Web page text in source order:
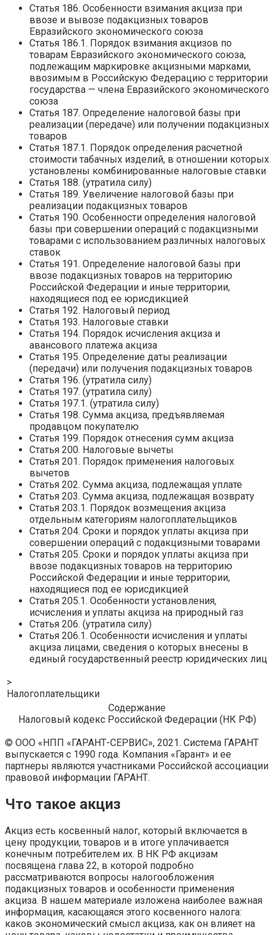
Статья 186. Особенности взимания акциза при
ввозе и вывозе подакцизных товаров
Евразийского экономического союза
Статья 186.1. Порядок взимания акцизов по
товарам Евразийского экономического союза,
подлежащим маркировке акцизными марками,
ввозимым в Российскую Федерацию с территории
государства — члена Евразийского экономического
союза
Статья 187. Определение налоговой базы при
реализации (передаче) или получении подакцизных
товаров
Статья 187.1. Порядок определения расчетной
стоимости табачных изделий, в отношении которых
установлены комбинированные налоговые ставки
Статья 188. (утратила силу)
Статья 189. Увеличение налоговой базы при
реализации подакцизных товаров
Статья 190. Особенности определения налоговой
базы при совершении операций с подакцизными
товарами с использованием различных налоговых
ставок
Статья 191. Определение налоговой базы при
ввозе подакцизных товаров на территорию
Российской Федерации и иные территории,
находящиеся под ее юрисдикцией
Статья 192. Налоговый период
Статья 193. Налоговые ставки
Статья 194. Порядок исчисления акциза и
авансового платежа акциза
Статья 195. Определение даты реализации
(передачи) или получения подакцизных товаров
Статья 196. (утратила силу)
Статья 197. (утратила силу)
Статья 197.1. (утратила силу)
Статья 198. Сумма акциза, предъявляемая
продавцом покупателю
Статья 199. Порядок отнесения сумм акциза
Статья 200. Налоговые вычеты
Статья 201. Порядок применения налоговых
вычетов
Статья 202. Сумма акциза, подлежащая уплате
Статья 203. Сумма акциза, подлежащая возврату
Статья 203.1. Порядок возмещения акциза
отдельным категориям налогоплательщиков
Статья 204. Сроки и порядок уплаты акциза при
совершении операций с подакцизными товарами
Статья 205. Сроки и порядок уплаты акциза при
ввозе подакцизных товаров на территорию
Российской Федерации и иные территории,
находящиеся под ее юрисдикцией
Статья 205.1. Особенности установления,
исчисления и уплаты акциза на природный газ
Статья 206. (утратила силу)
Статья 206.1. Особенности исчисления и уплаты
акциза лицами, сведения о которых внесены в
единый государственный реестр юридических лиц
>
Налогоплательщики
Содержание
Налоговый кодекс Российской Федерации (НК РФ)
© ООО «НПП «ГАРАНТ-СЕРВИС», 2021. Система ГАРАНТ
выпускается с 1990 года. Компания «Гарант» и ее
партнеры являются участниками Российской ассоциации
правовой информации ГАРАНТ.
Что такое акциз
Акциз есть косвенный налог, который включается в
цену продукции, товаров и в итоге уплачивается
конечным потребителем их. В НК РФ акцизам
посвящена глава 22, в которой подробно
рассматриваются вопросы налогообложения
подакцизных товаров и особенности применения
акциза. В нашем материале изложена наиболее важная
информация, касающаяся этого косвенного налога:
каков экономический смысл акциза, как он влияет на